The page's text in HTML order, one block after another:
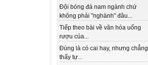
Đội bóng đá nam ngành chứ
không phải "nghành" đâu...
Tiếp theo bài về văn hóa uống
rượu của...
Đúng là có cai hay, nhưng chẳng
thấy tự...